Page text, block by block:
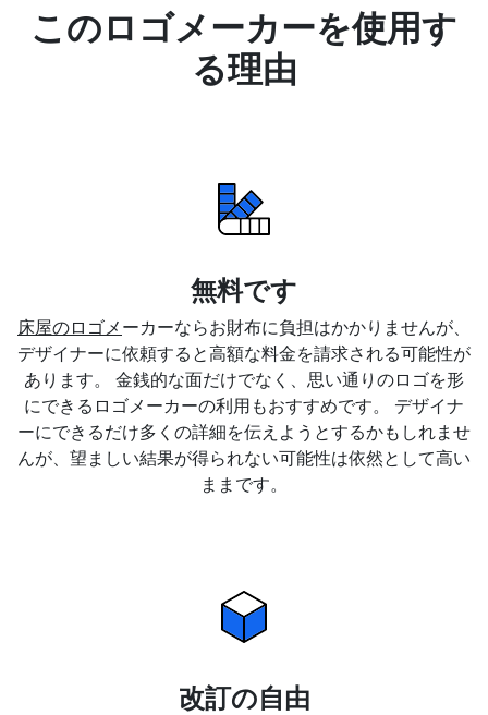
このロゴメーカーを使用す
る理由
無料です
床屋のロゴメ ーカーならお財布に負担はかかりませんが、
デザイナーに依頼すると高額な料金を請求される可能性が
あります。 金銭的な面だけでなく、思い通りのロゴを形
にできるロゴメーカーの利用もおすすめです。 デザイナ
ーにできるだけ多くの詳細を伝えようとするかもしれませ
んが、望ましい結果が得られない可能性は依然として高い
ままです。
改訂の自由